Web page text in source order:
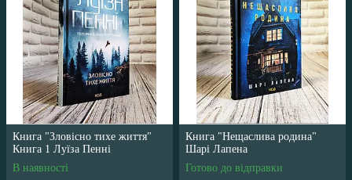
Книга "Зловісно тихе життя"
Книга 1 Луїза Пенні
В наявності
Книга "Нещаслива родина"
Шарі Лапена
Готово до відправки